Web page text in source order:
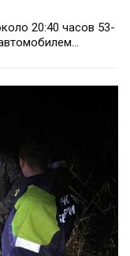
20:40 часов 53-